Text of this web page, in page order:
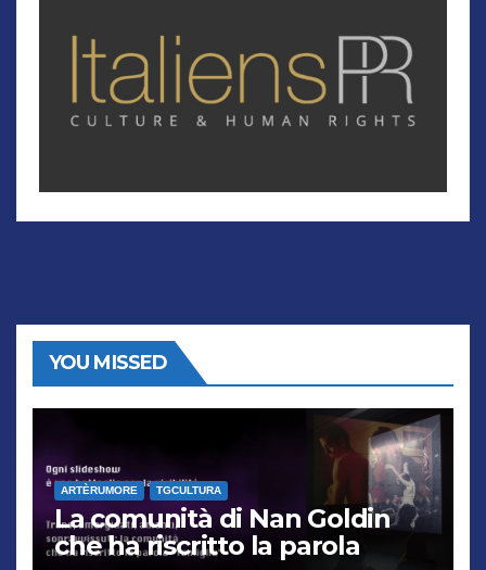
YOU MISSED
ARTÈRUMORE TGCULTURA
La comunità di Nan Goldin
che ha riscritto la parola